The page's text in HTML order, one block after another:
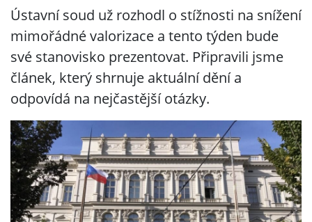
Ústavní soud už rozhodl o stížnosti na snížení
mimořádné valorizace a tento týden bude
své stanovisko prezentovat. Připravili jsme
článek, který shrnuje aktuální dění a
odpovídá na nejčastější otázky.